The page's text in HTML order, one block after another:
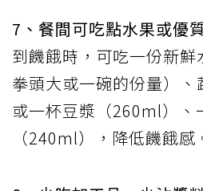
7 、餐間可吃點水果或優
到饑餓時，可吃一份新
拳頭大或一碗的份量）
或一杯豆漿（260ml）、
（240ml），降低饑餓感